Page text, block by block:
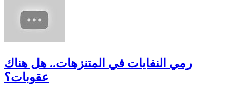
رمي النفايات في المتنزهات.. هل هناك
عقوبات؟